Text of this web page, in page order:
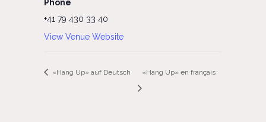
Phone
+41 79 430 33 40
View Venue Website
«Hang Up» auf Deutsch «Hang Up» en français